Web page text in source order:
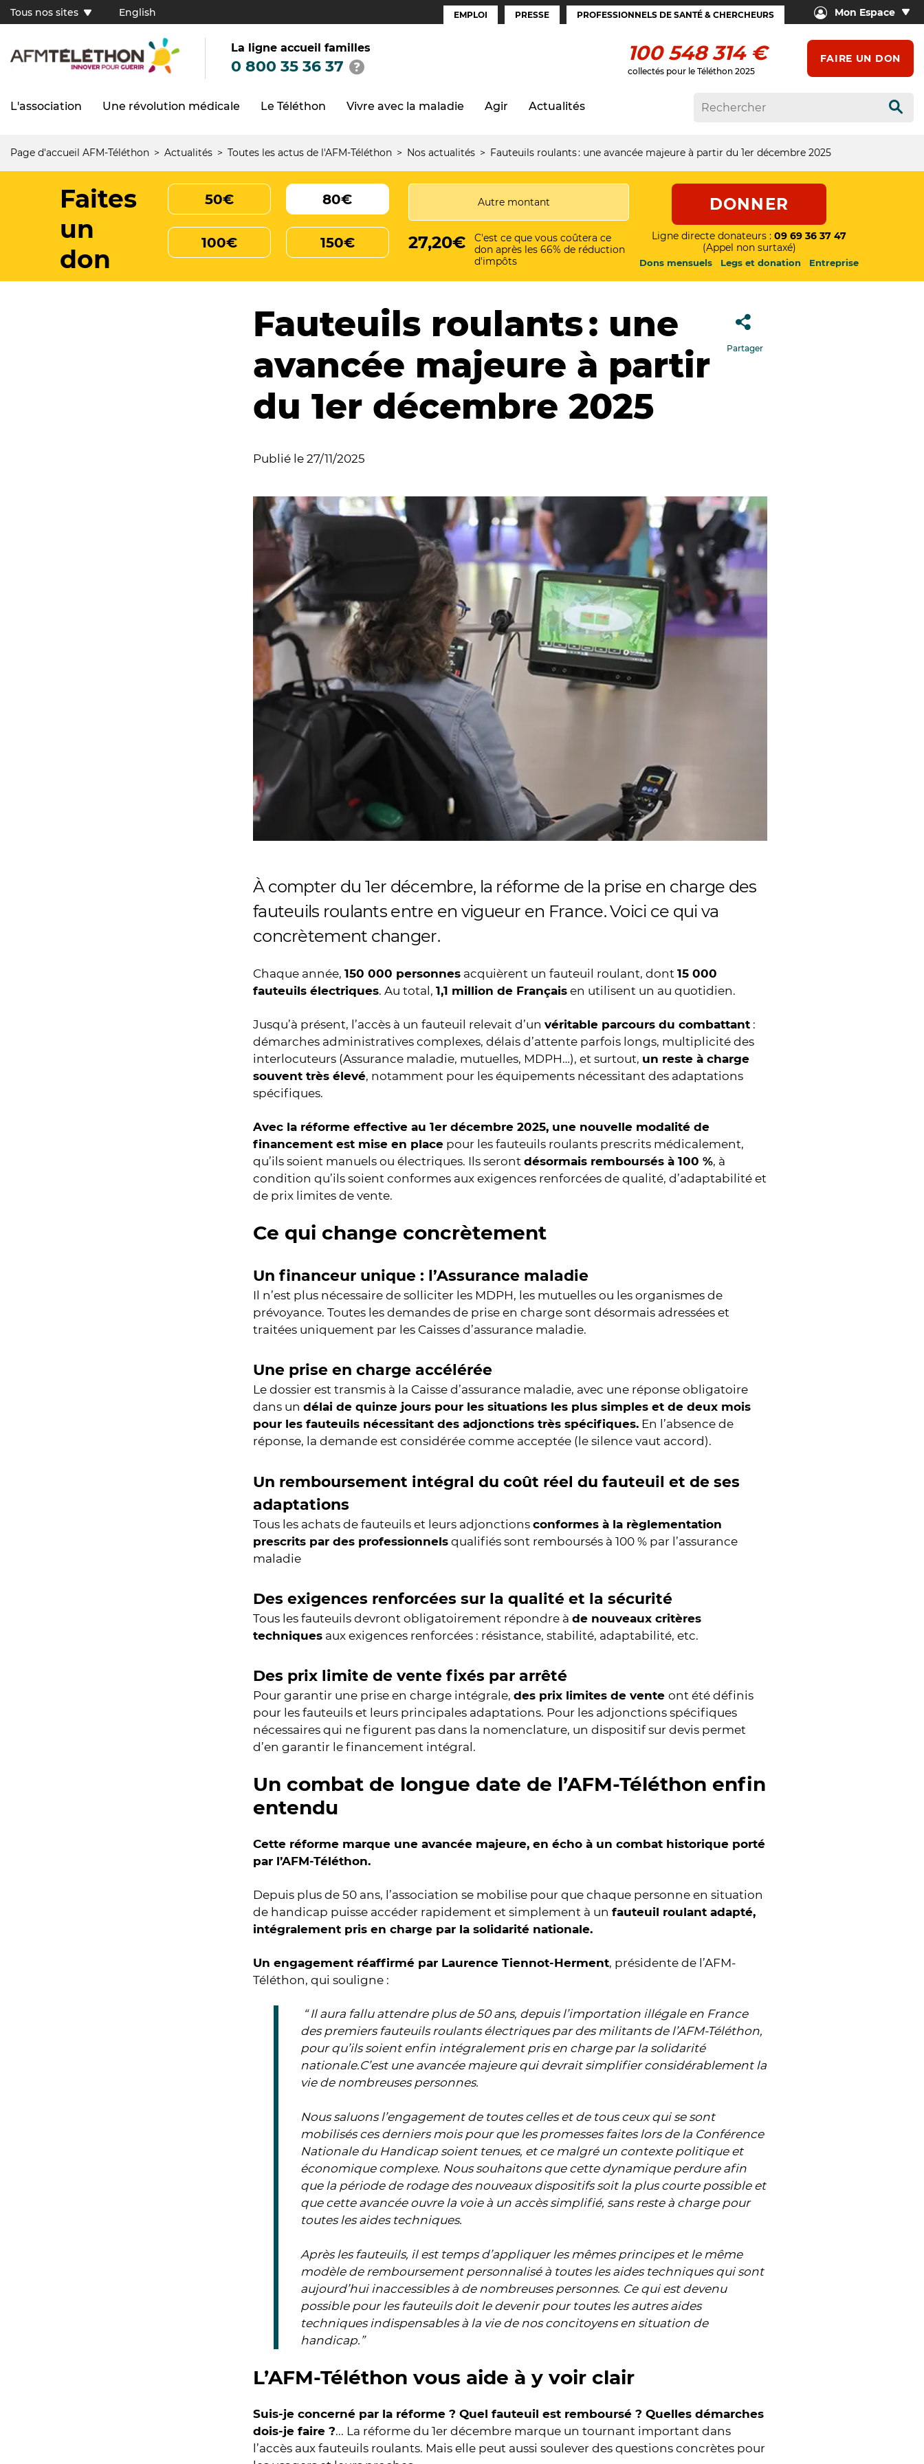
contenu
Tous
sites
(FR)
Tous nos sites English
Espaces
EMPLOI PRESSE PROFESSIONNELS DE SANTÉ & CHERCHEURS Mon Espace
La ligne accueil familles
0 800 35 36 37
100 548 314 €
collectés pour le Téléthon 2025
FAIRE UN DON
Navigation
L'association Une révolution médicale Le Téléthon Vivre avec la maladie Agir Actualités
Fil
d'Ariane
Page d'accueil AFM-Téléthon Actualités Toutes les actus de l'AFM-Téléthon Nos actualités Fauteuils roulants : une avancée majeure à partir du 1er décembre 2025
Faites
un
don
50€ 80€
100€ 150€ 27,20€
C'est ce que vous coûtera ce
don après les 66% de réduction
d'impôts
DONNER
Ligne directe donateurs : 09 69 36 37 47
(Appel non surtaxé)
Dons mensuels Legs et donation Entreprise
Fauteuils roulants : une
avancée majeure à partir
du 1er décembre 2025
Partager
Publié le 27/11/2025
À compter du 1er décembre, la réforme de la prise en charge des
fauteuils roulants entre en vigueur en France. Voici ce qui va
concrètement changer.
Chaque année, 150 000 personnes acquièrent un fauteuil roulant, dont 15 000
fauteuils électriques. Au total, 1,1 million de Français en utilisent un au quotidien.
Jusqu’à présent, l’accès à un fauteuil relevait d’un véritable parcours du combattant :
démarches administratives complexes, délais d’attente parfois longs, multiplicité des
interlocuteurs (Assurance maladie, mutuelles, MDPH…), et surtout, un reste à charge
souvent très élevé, notamment pour les équipements nécessitant des adaptations
spécifiques.
Avec la réforme effective au 1er décembre 2025, une nouvelle modalité de
financement est mise en place pour les fauteuils roulants prescrits médicalement,
qu’ils soient manuels ou électriques. Ils seront désormais remboursés à 100 %, à
condition qu’ils soient conformes aux exigences renforcées de qualité, d’adaptabilité et
de prix limites de vente.
Ce qui change concrètement
Un financeur unique : l’Assurance maladie
Il n’est plus nécessaire de solliciter les MDPH, les mutuelles ou les organismes de
prévoyance. Toutes les demandes de prise en charge sont désormais adressées et
traitées uniquement par les Caisses d’assurance maladie.
Une prise en charge accélérée
Le dossier est transmis à la Caisse d’assurance maladie, avec une réponse obligatoire
dans un délai de quinze jours pour les situations les plus simples et de deux mois
pour les fauteuils nécessitant des adjonctions très spécifiques. En l’absence de
réponse, la demande est considérée comme acceptée (le silence vaut accord).
Un remboursement intégral du coût réel du fauteuil et de ses
adaptations
Tous les achats de fauteuils et leurs adjonctions conformes à la règlementation
prescrits par des professionnels qualifiés sont remboursés à 100 % par l’assurance
maladie
Des exigences renforcées sur la qualité et la sécurité
Tous les fauteuils devront obligatoirement répondre à de nouveaux critères
techniques aux exigences renforcées : résistance, stabilité, adaptabilité, etc.
Des prix limite de vente fixés par arrêté
Pour garantir une prise en charge intégrale, des prix limites de vente ont été définis
pour les fauteuils et leurs principales adaptations. Pour les adjonctions spécifiques
nécessaires qui ne figurent pas dans la nomenclature, un dispositif sur devis permet
d’en garantir le financement intégral.
Un combat de longue date de l’AFM-Téléthon enfin
entendu
Cette réforme marque une avancée majeure, en écho à un combat historique porté
par l’AFM-Téléthon.
Depuis plus de 50 ans, l’association se mobilise pour que chaque personne en situation
de handicap puisse accéder rapidement et simplement à un fauteuil roulant adapté,
intégralement pris en charge par la solidarité nationale.
Un engagement réaffirmé par Laurence Tiennot-Herment, présidente de l’AFM-
Téléthon, qui souligne :
“ Il aura fallu attendre plus de 50 ans, depuis l’importation illégale en France
des premiers fauteuils roulants électriques par des militants de l’AFM-Téléthon,
pour qu’ils soient enfin intégralement pris en charge par la solidarité
nationale.C’est une avancée majeure qui devrait simplifier considérablement la
vie de nombreuses personnes.
Nous saluons l’engagement de toutes celles et de tous ceux qui se sont
mobilisés ces derniers mois pour que les promesses faites lors de la Conférence
Nationale du Handicap soient tenues, et ce malgré un contexte politique et
économique complexe. Nous souhaitons que cette dynamique perdure afin
que la période de rodage des nouveaux dispositifs soit la plus courte possible et
que cette avancée ouvre la voie à un accès simplifié, sans reste à charge pour
toutes les aides techniques.
Après les fauteuils, il est temps d’appliquer les mêmes principes et le même
modèle de remboursement personnalisé à toutes les aides techniques qui sont
aujourd’hui inaccessibles à de nombreuses personnes. Ce qui est devenu
possible pour les fauteuils doit le devenir pour toutes les autres aides
techniques indispensables à la vie de nos concitoyens en situation de
handicap.”
L’AFM-Téléthon vous aide à y voir clair
Suis-je concerné par la réforme ? Quel fauteuil est remboursé ? Quelles démarches
dois-je faire ?... La réforme du 1er décembre marque un tournant important dans
l’accès aux fauteuils roulants. Mais elle peut aussi soulever des questions concrètes pour